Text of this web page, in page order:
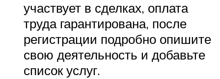
участвует в сделках, оплата
труда гарантирована, после
регистрации подробно опишите
свою деятельность и добавьте
список услуг.